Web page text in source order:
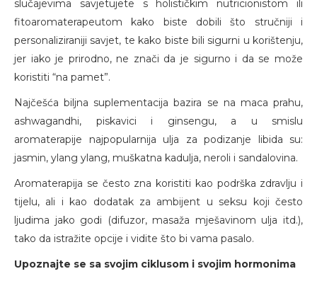
slučajevima savjetujete s holističkim nutricionistom ili
fitoaromaterapeutom kako biste dobili što stručniji i
personaliziraniji savjet, te kako biste bili sigurni u korištenju,
jer iako je prirodno, ne znači da je sigurno i da se može
koristiti “na pamet”.
Najčešća biljna suplementacija bazira se na maca prahu,
ashwagandhi, piskavici i ginsengu, a u smislu
aromaterapije najpopularnija ulja za podizanje libida su:
jasmin, ylang ylang, muškatna kadulja, neroli i sandalovina.
Aromaterapija se često zna koristiti kao podrška zdravlju i
tijelu, ali i kao dodatak za ambijent u seksu koji često
ljudima jako godi (difuzor, masaža mješavinom ulja itd.),
tako da istražite opcije i vidite što bi vama pasalo.
Upoznajte se sa svojim ciklusom i svojim hormonima